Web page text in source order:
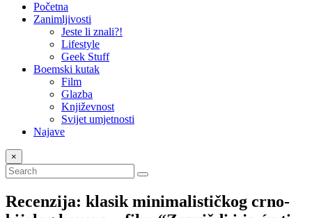
Početna
Zanimljivosti
Jeste li znali?!
Lifestyle
Geek Stuff
Boemski kutak
Film
Glazba
Književnost
Svijet umjetnosti
Najave
×
Recenzija: klasik minimalističkog crno-